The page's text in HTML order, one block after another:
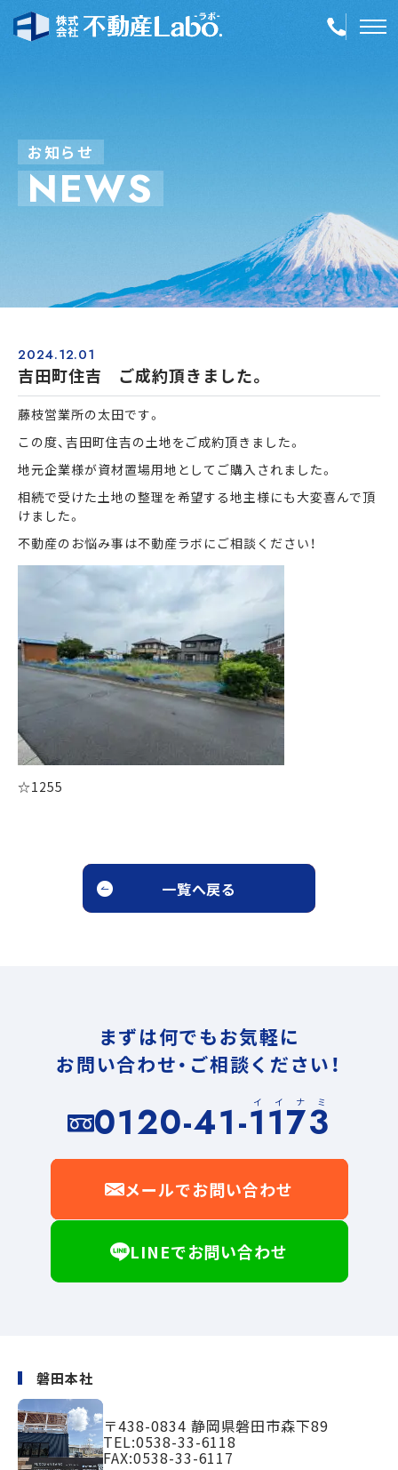
空き家再生
会社案内
店舗紹介
簡単！不動産査定
まずは何でもお気軽に
お問い合わせ・ご相談ください！
イイナミ
メールでお問い合わせ
LINEでお問い合わせ
お知らせ
NEWS
2024.12.01
吉田町住吉 ご成約頂きました。
藤枝営業所の太田です。
この度、吉田町住吉の土地をご成約頂きました。
地元企業様が資材置場用地としてご購入されました。
相続で受けた土地の整理を希望する地主様にも大変喜んで頂
けました。
不動産のお悩み事は不動産ラボにご相談ください！
☆1255
一覧へ戻る
まずは何でもお気軽に
お問い合わせ・ご相談ください！
イイナミ
0120-41-1173
メールでお問い合わせ
LINEでお問い合わせ
磐田本社
〒438-0834 静岡県磐田市森下89
TEL:0538-33-6118
FAX:0538-33-6117